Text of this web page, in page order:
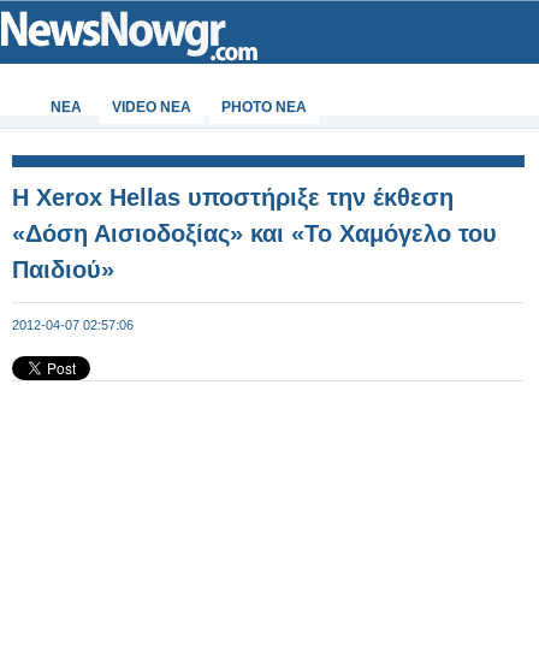
ΝΕΑ VIDEO NEA PHOTO NEA
Η Xerox Hellas υποστήριξε την έκθεση
«Δόση Αισιοδοξίας» και «Το Χαμόγελο του
Παιδιού»
2012-04-07 02:57:06